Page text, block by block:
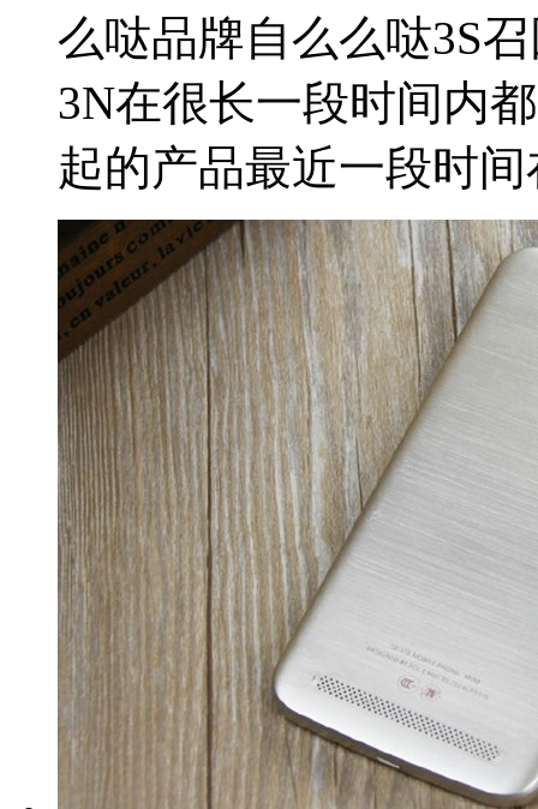
么哒品牌自么么哒3S
3N在很长一段时间内
起的产品最近一段时